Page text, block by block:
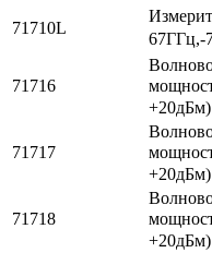
71710L
67ГГц,-
71716
+20дБм)
71717
+20дБм)
71718
+20дБм)